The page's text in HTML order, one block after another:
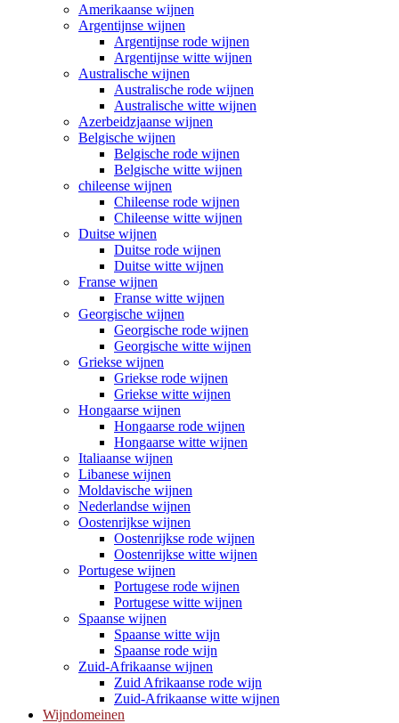
Amerikaanse wijnen
Argentijnse wijnen
Argentijnse rode wijnen
Argentijnse witte wijnen
Australische wijnen
Australische rode wijnen
Australische witte wijnen
Azerbeidzjaanse wijnen
Belgische wijnen
Belgische rode wijnen
Belgische witte wijnen
chileense wijnen
Chileense rode wijnen
Chileense witte wijnen
Duitse wijnen
Duitse rode wijnen
Duitse witte wijnen
Franse wijnen
Franse witte wijnen
Georgische wijnen
Georgische rode wijnen
Georgische witte wijnen
Griekse wijnen
Griekse rode wijnen
Griekse witte wijnen
Hongaarse wijnen
Hongaarse rode wijnen
Hongaarse witte wijnen
Italiaanse wijnen
Libanese wijnen
Moldavische wijnen
Nederlandse wijnen
Oostenrijkse wijnen
Oostenrijkse rode wijnen
Oostenrijkse witte wijnen
Portugese wijnen
Portugese rode wijnen
Portugese witte wijnen
Spaanse wijnen
Spaanse witte wijn
Spaanse rode wijn
Zuid-Afrikaanse wijnen
Zuid Afrikaanse rode wijn
Zuid-Afrikaanse witte wijnen
Wijndomeinen